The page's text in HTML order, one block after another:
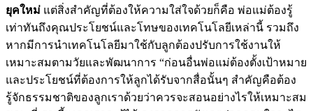
ยุคใหม่ แต่สิ่งสำคัญที่ต้องให้ความใส่ใจด้วยก็คือ พ่อแม่ต้องรู้
เท่าทันถึงคุณประโยชน์และโทษของเทคโนโลยีเหล่านี้ รวมถึง
หากมีการนำเทคโนโลยีมาใช้กับลูกต้องปรับการใช้งานให้
เหมาะสมตามวัยและพัฒนาการ “ก่อนอื่นพ่อแม่ต้องตั้งเป้าหมาย
และประโยชน์ที่ต้องการให้ลูกได้รับจากสื่อนั้นๆ สำคัญคือต้อง
รู้จักธรรมชาติของลูกเราด้วยว่าควรจะสอนอย่างไรให้เหมาะสม